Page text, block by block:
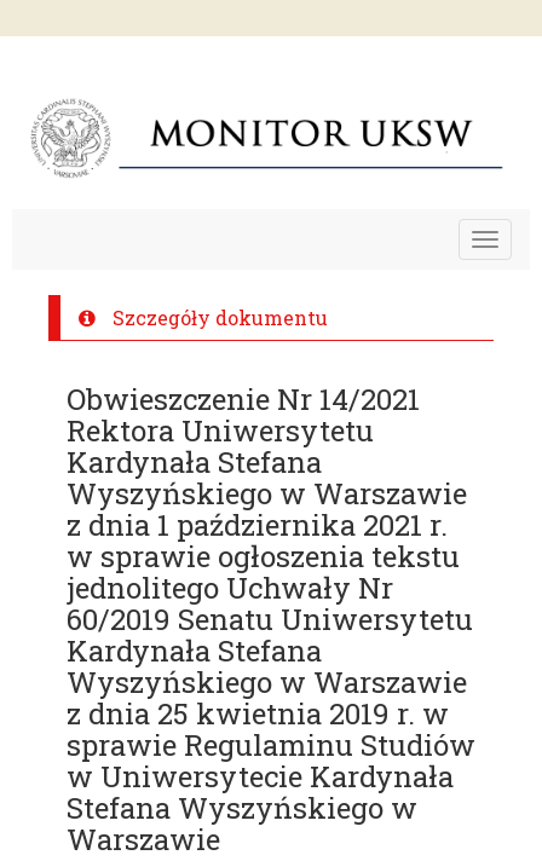
Toggle
Szczegóły dokumentu
Obwieszczenie Nr 14/2021
Rektora Uniwersytetu
Kardynała Stefana
Wyszyńskiego w Warszawie
z dnia 1 października 2021 r.
w sprawie ogłoszenia tekstu
jednolitego Uchwały Nr
60/2019 Senatu Uniwersytetu
Kardynała Stefana
Wyszyńskiego w Warszawie
z dnia 25 kwietnia 2019 r. w
sprawie Regulaminu Studiów
w Uniwersytecie Kardynała
Stefana Wyszyńskiego w
Warszawie